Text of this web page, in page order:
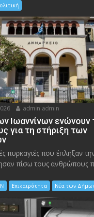
admin admin
Ιωαννίνων ενώνουν
για τη στήριξη των
πυρκαγιές που έπληξαν
πίσω τους ανθρώπους
Επικαιρότητα Νέα των